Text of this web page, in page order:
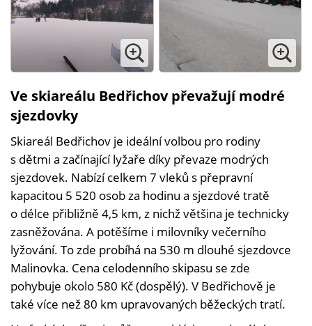
Ve skiareálu Bedřichov převažují modré
sjezdovky
Skiareál Bedřichov je ideální volbou pro rodiny
s dětmi a začínající lyžaře díky převaze modrých
sjezdovek. Nabízí celkem 7 vleků s přepravní
kapacitou 5 520 osob za hodinu a sjezdové tratě
o délce přibližně 4,5 km, z nichž většina je technicky
zasněžována. A potěšíme i milovníky večerního
lyžování. To zde probíhá na 530 m dlouhé sjezdovce
Malinovka. Cena celodenního skipasu se zde
pohybuje okolo 580 Kč (dospělý). V Bedřichově je
také více než 80 km upravovaných běžeckých tratí.